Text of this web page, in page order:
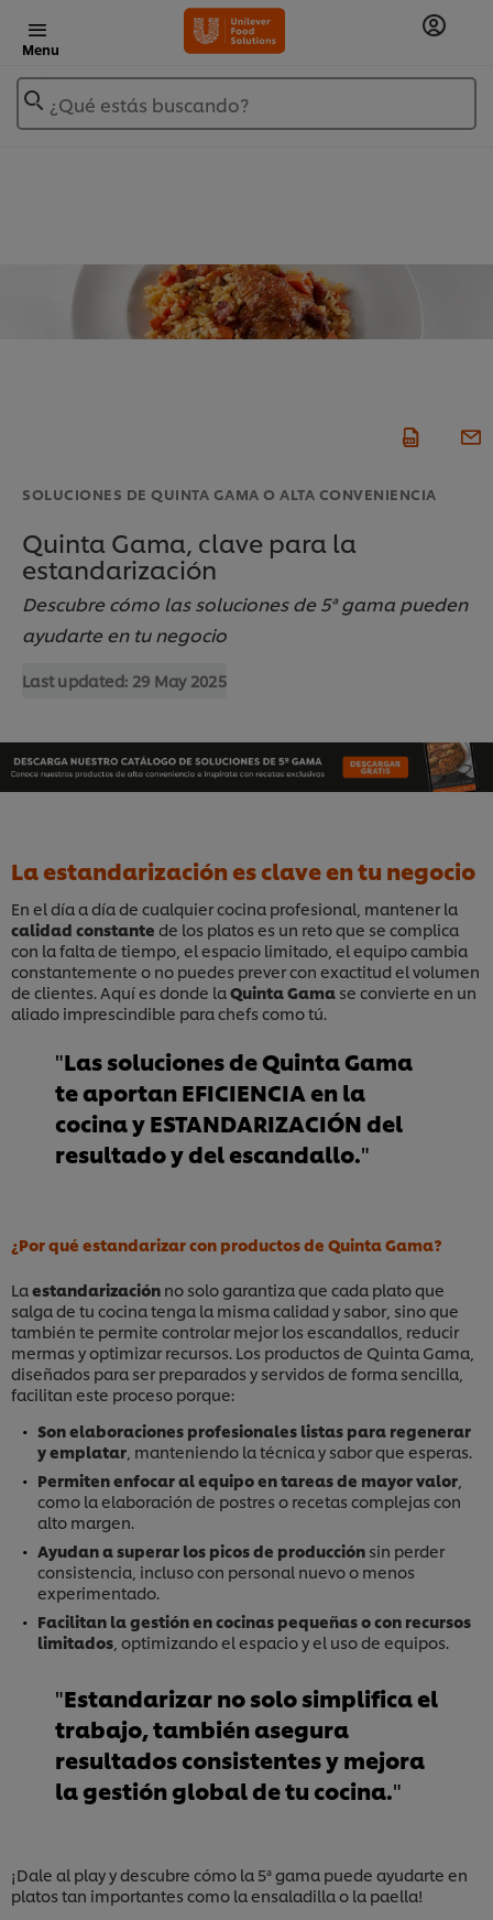
Menu
¿Qué estás buscando?
SOLUCIONES DE QUINTA GAMA O ALTA CONVENIENCIA
Quinta Gama, clave para la
estandarización
Descubre cómo las soluciones de 5ª gama pueden
ayudarte en tu negocio
Last updated: 29 May 2025
La estandarización es clave en tu negocio
En el día a día de cualquier cocina profesional, mantener la
calidad constante de los platos es un reto que se complica
con la falta de tiempo, el espacio limitado, el equipo cambia
constantemente o no puedes prever con exactitud el volumen
de clientes. Aquí es donde la Quinta Gama se convierte en un
aliado imprescindible para chefs como tú.
Las soluciones de Quinta Gama
te aportan EFICIENCIA en la
cocina y ESTANDARIZACIÓN del
resultado y del escandallo.
¿Por qué estandarizar con productos de Quinta Gama?
Laestandarización no solo garantiza que cada plato que
salga de tu cocina tenga la misma calidad y sabor, sino que
también te permite controlar mejor los escandallos, reducir
mermas y optimizar recursos. Los productos de Quinta Gama,
diseñados para ser preparados y servidos de forma sencilla,
facilitan este proceso porque:
Son elaboraciones profesionales listas para regenerar
y emplatar , manteniendo la técnica y sabor que esperas.
Permiten enfocar al equipo en tareas de mayor valor
como la elaboración de postres o recetas complejas con
alto margen.
Ayudan a superar los picos de producción sin perder
consistencia, incluso con personal nuevo o menos
experimentado.
Facilitan la gestión en cocinas pequeñas o con recursos
limitados , optimizando el espacio y el uso de equipos.
Estandarizar no solo simplifica el
trabajo, también asegura
resultados consistentes y mejora
la gestión global de tu cocina.
¡Dale al play y descubre cómo la 5ª gama puede ayudarte en
platos tan importantes como la ensaladilla o la paella!